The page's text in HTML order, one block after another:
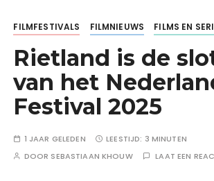
FILMFESTIVALS FILMNIEUWS FILMS EN
Rietland is de
van het
Festival 2025
1 JAAR GELEDEN LEESTIJD: 3 MINUTEN
DOOR SEBASTIAAN KHOUW LAAT EEN